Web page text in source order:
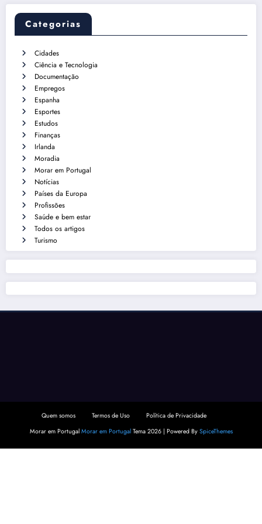
Categorias
Cidades
Ciência e Tecnologia
Documentação
Empregos
Espanha
Esportes
Estudos
Finanças
Irlanda
Moradia
Morar em Portugal
Notícias
Países da Europa
Profissões
Saúde e bem estar
Todos os artigos
Turismo
Quem somos Termos de Uso
Política de Privacidade
Morar em Portugal Morar em PortugalTema 2026 | Powered By SpiceThemes